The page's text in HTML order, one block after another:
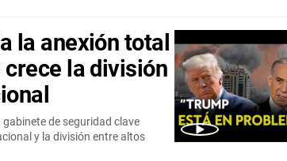
la anexión total
la división
de seguridad clave
y la división entre altos